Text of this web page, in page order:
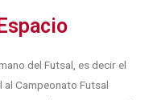
del Futsal, es decir el
Campeonato Futsal